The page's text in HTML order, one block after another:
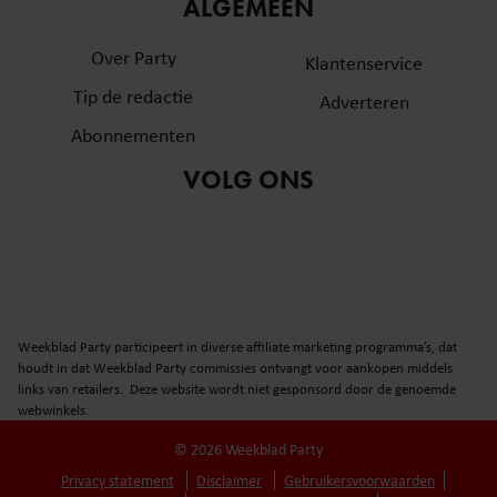
partners kunnen deze gegevens combineren met andere
verzameld op basis van uw gebruik van hun services. U
gaat akkoord met onze cookies als u onze website blijft
ALGEMEEN
Over Party
Tip de redactie
Abonnementen
Klantenservice
Adverteren
VOLG ONS
Weekblad Party participeert in diverse affiliate marketing programma’s, dat
houdt in dat Weekblad Party commissies ontvangt voor aankopen middels
links van retailers. Deze website wordt niet gesponsord door de genoemde
webwinkels.
© 2026 Weekblad Party
Privacy statement
Disclaimer
Gebruikersvoorwaarden